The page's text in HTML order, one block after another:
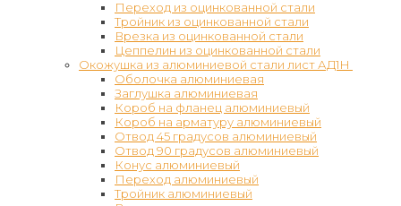
Переход из оцинкованной стали
Тройник из оцинкованной стали
Врезка из оцинкованной стали
Цеппелин из оцинкованной стали
Окожушка из алюминиевой стали лист АД1Н
Оболочка алюминиевая
Заглушка алюминиевая
Короб на фланец алюминиевый
Короб на арматуру алюминиевый
Отвод 45 градусов алюминиевый
Отвод 90 градусов алюминиевый
Конус алюминиевый
Переход алюминиевый
Тройник алюминиевый